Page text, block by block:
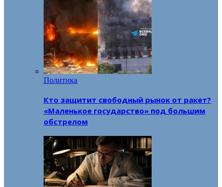
Политика
Кто защитит свободный рынок от ракет?
«Маленькое государство» под большим
обстрелом